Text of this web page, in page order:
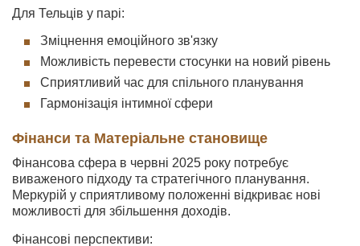
Для Тельців у парі:
Зміцнення емоційного зв'язку
Можливість перевести стосунки на новий рівень
Сприятливий час для спільного планування
Гармонізація інтимної сфери
Фінанси та Матеріальне становище
Фінансова сфера в червні 2025 року потребує
виваженого підходу та стратегічного планування.
Меркурій у сприятливому положенні відкриває нові
можливості для збільшення доходів.
Фінансові перспективи: